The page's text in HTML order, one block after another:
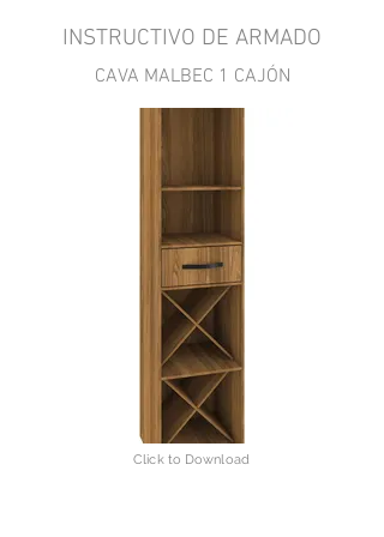
INSTRUCTIVO DE ARMADO
CAVA MALBEC 1 CAJÓN
Click to Download